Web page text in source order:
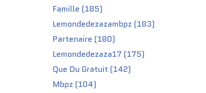
Famille (185)
Lemondedezazambpz (183)
Partenaire (180)
Lemondedezaza17 (175)
Que Du Gratuit (142)
Mbpz (104)